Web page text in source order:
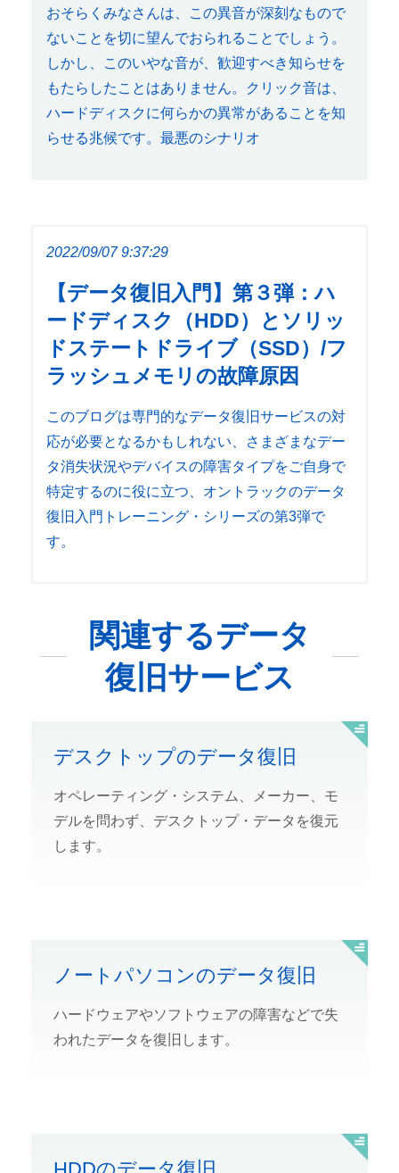
おそらくみなさんは、この異音が深刻なもので
ないことを切に望んでおられることでしょう。
しかし、このいやな音が、歓迎すべき知らせを
もたらしたことはありません。クリック音は、
ハードディスクに何らかの異常があることを知
らせる兆候です。最悪のシナリオ
2022/09/07 9:37:29
【データ復旧入門】第３弾：ハ
ードディスク（HDD）とソリッ
ドステートドライブ（SSD）/フ
ラッシュメモリの故障原因
このブログは専門的なデータ復旧サービスの対
応が必要となるかもしれない、さまざまなデー
タ消失状況やデバイスの障害タイプをご自身で
特定するのに役に立つ、オントラックのデータ
復旧入門トレーニング・シリーズの第3弾で
す。
関連するデータ
復旧サービス
デスクトップのデータ復旧
オペレーティング・システム、メーカー、モ
デルを問わず、デスクトップ・データを復元
します。
ノートパソコンのデータ復旧
ハードウェアやソフトウェアの障害などで失
われたデータを復旧します。